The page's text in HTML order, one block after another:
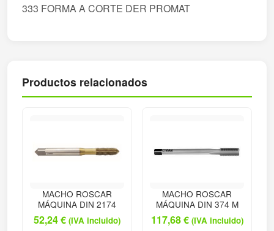
333 FORMA A CORTE DER PROMAT
Productos relacionados
MACHO ROSCAR
MÁQUINA DIN 2174
52,24€ (IVA incluido)
MACHO ROSCAR
MÁQUINA DIN 374 M
117,68€ (IVA incluido)